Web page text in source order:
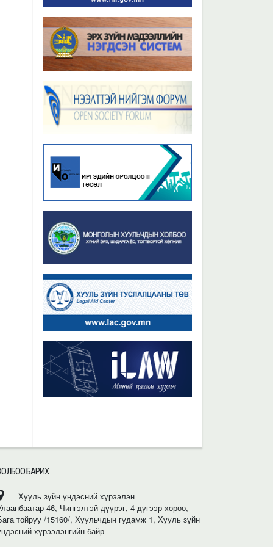
Бүх мэдээ
БАРИХ
Хууль зүйн үндэсний хүрээлэн
46, Чингэлтэй дүүрэг, 4 дүгээр хороо,
тойруу /15160/, Хуульчдын гудамж 1, Хууль зүйн
хүрээлэнгийн байр